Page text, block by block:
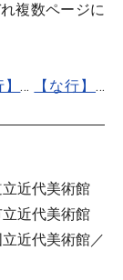
複数ページに
】… 【な行】…
近代美術館
近代美術館
近代美術館／